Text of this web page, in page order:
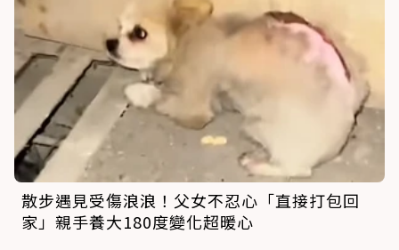
散步遇見受傷浪浪！父女不忍心「直接打包回
家」親手養大180度變化超暖心